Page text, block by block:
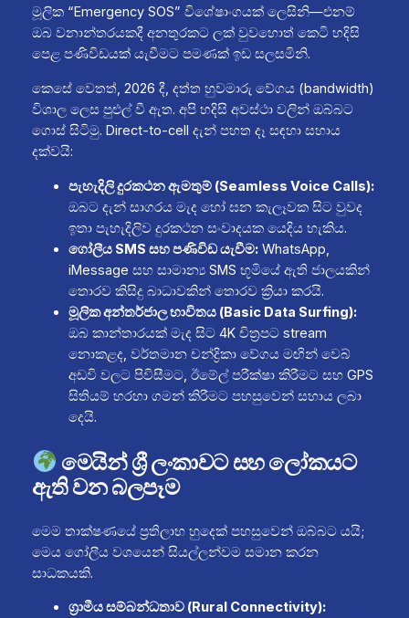
මූලික “Emergency SOS” විශේෂාංගයක් ලෙසිනි—එනම්
ඔබ වනාන්තරයකදී අනතුරකට ලක් වුවහොත් කෙටි හදිසි
පෙළ පණිවිඩයක් යැවීමට පමණක් ඉඩ සලසමිනි.
කෙසේ වෙතත්, 2026 දී, දත්ත හුවමාරු වේගය (bandwidth)
විශාල ලෙස පුළුල් වී ඇත. අපි හදිසි අවස්ථා වලින් ඔබ්බට
ගොස් සිටිමු. Direct-to-cell දැන් පහත දෑ සඳහා සහාය
දක්වයි:
පැහැදිලි දුරකථන ඇමතුම් (Seamless Voice Calls):
ඔබට දැන් සාගරය මැද හෝ ඝන කැලෑවක සිට වුවද
ඉතා පැහැදිලිව දුරකථන සංවාදයක යෙදිය හැකිය.
ගෝලීය SMS සහ පණිවිඩ යැවීම:WhatsApp,
iMessage සහ සාමාන්‍ය SMS භූමියේ ඇති ජාලයකින්
තොරව කිසිදු බාධාවකින් තොරව ක්‍රියා කරයි.
මූලික අන්තර්ජාල භාවිතය (Basic Data Surfing):
ඔබ කාන්තාරයක් මැද සිට 4K චිත්‍රපට stream
නොකළද, වර්තමාන චන්ද්‍රිකා වේගය මඟින් වෙබ්
අඩවි වලට පිවිසීමට, ඊමේල් පරීක්ෂා කිරීමට සහ GPS
සිතියම් හරහා ගමන් කිරීමට පහසුවෙන් සහාය ලබා
දෙයි.
මෙයින් ශ්‍රී ලංකාවට සහ ලෝකයට
ඇති වන බලපෑම
මෙම තාක්ෂණයේ ප්‍රතිලාභ හුදෙක් පහසුවෙන් ඔබ්බට යයි;
මෙය ගෝලීය වශයෙන් සියල්ලන්වම සමාන කරන
සාධකයකි.
ග්‍රාමීය සම්බන්ධතාව (Rural Connectivity):